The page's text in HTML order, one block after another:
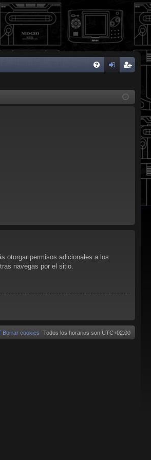
ist
otorgar permisos adicionales a los
navegas por el sitio.
Todos los horarios son UTC+02:00
Borrar cookies